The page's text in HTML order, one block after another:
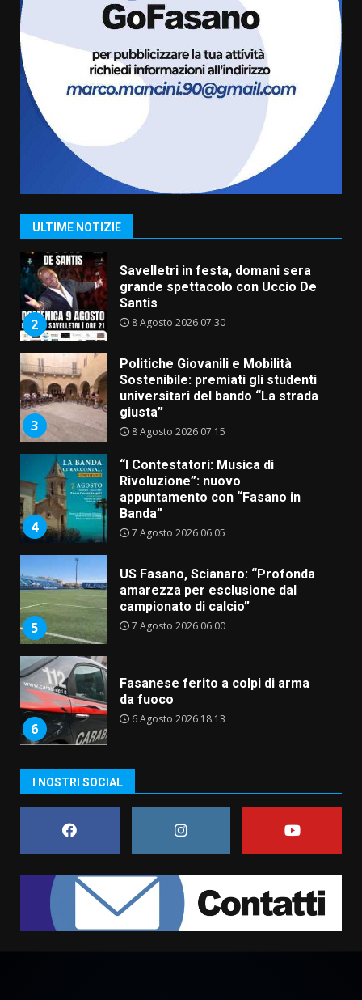
ULTIME NOTIZIE
6 Agosto 2026 18:13
Carta d’identità: continua il piano
di aperture straordinarie del
Comune di Fasano
6 Agosto 2026 14:16
1
La Banda Città di Fasano apre
ufficialmente la Festa di
2
Savelletri in festa, domani sera
grande spettacolo con Uccio De
Santis
8 Agosto 2026 07:30
3
Politiche Giovanili e Mobilità
Sostenibile: premiati gli studenti
universitari del bando “La strada
giusta”
8 Agosto 2026 07:15
4
“I Contestatori: Musica di
Rivoluzione”: nuovo
appuntamento con “Fasano in
Banda”
7 Agosto 2026 06:05
5
US Fasano, Scianaro: “Profonda
amarezza per esclusione dal
campionato di calcio”
7 Agosto 2026 06:00
6
Fasanese ferito a colpi di arma
da fuoco
6 Agosto 2026 18:13
di aperture straordinarie del
Comune di Fasano
6 Agosto 2026 14:16
1
La Banda Città di Fasano apre
ufficialmente la Festa di
Savelletri
8 Agosto 2026 11:00
I NOSTRI SOCIAL